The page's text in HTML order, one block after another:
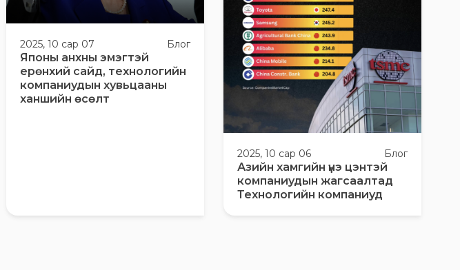
2025, 10 сар 07 Блог
Японы анхны эмэгтэй
ерөнхий сайд, технологийн
компаниудын хувьцааны
ханшийн өсөлт
2025, 10 сар 06 Блог
Азийн хамгийн үнэ цэнтэй
компаниудын жагсаалтад
Технологийн компаниуд